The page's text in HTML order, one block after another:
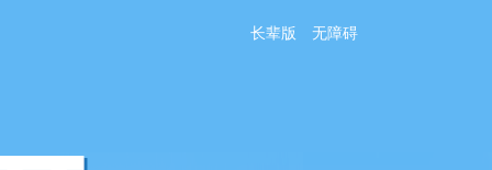
长辈版 无障碍